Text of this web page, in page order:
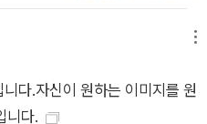
다.자신이 원하는 이미지를 원
니다.